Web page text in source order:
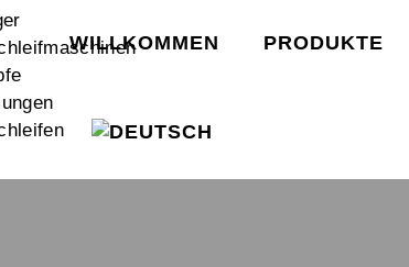
WILLKOMMEN PRODUKTE